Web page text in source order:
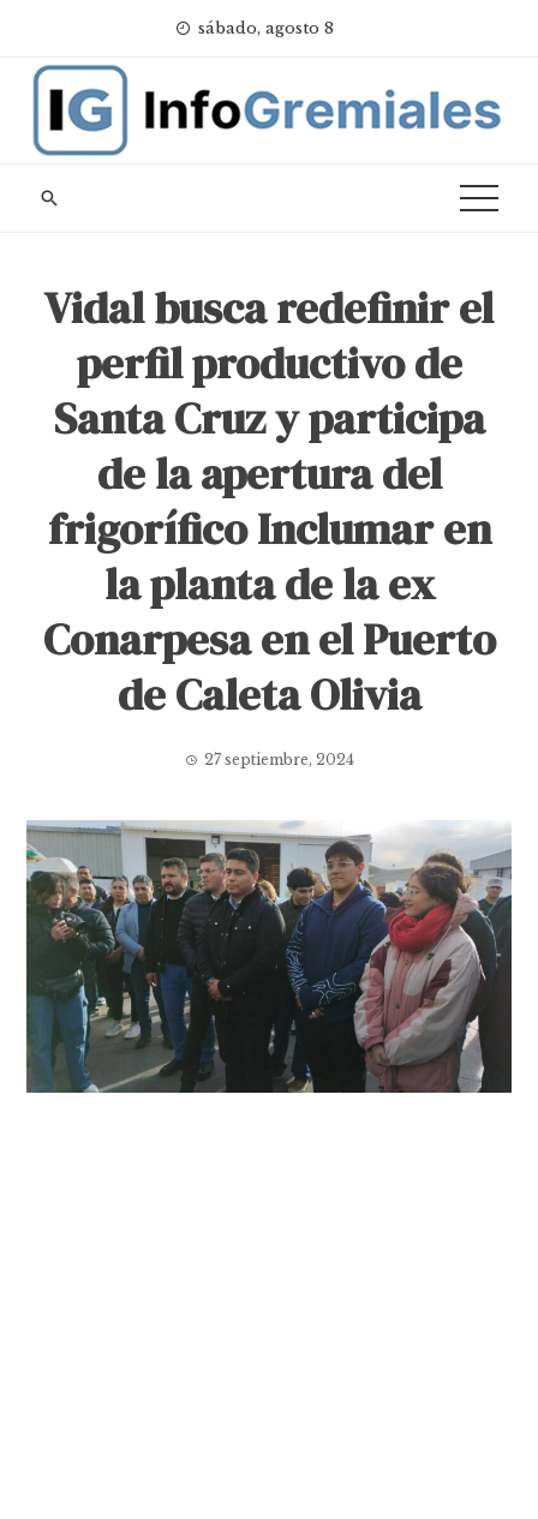
content
sábado, agosto 8
Vidal busca redefinir el
perfil productivo de
Santa Cruz y participa
de la apertura del
frigorífico Inclumar en
la planta de la ex
Conarpesa en el Puerto
de Caleta Olivia
27 septiembre, 2024